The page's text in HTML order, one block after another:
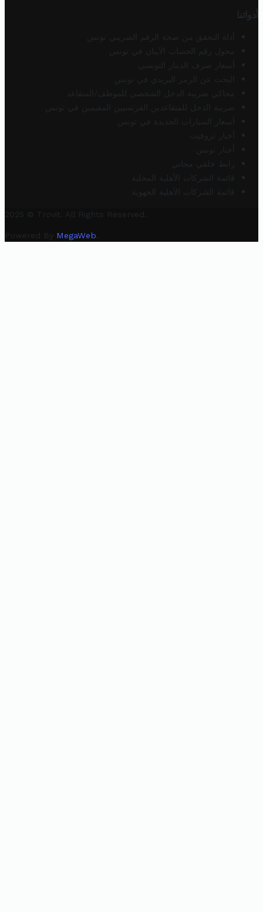
أدواتنا
أداة التحقق من صحة الرقم الضريبي تونس
محول رقم الحساب الآيبان في تونس
أسعار صرف الدينار التونسي
البحث عن الرمز البريدي في تونس
محاكي ضريبة الدخل الشخصي للموظف/المتقاعد
ضريبة الدخل للمتقاعدين الفرنسيين المقيمين في تونس
أسعار السيارات الجديدة في تونس
أخبار تروفيت
أخبار تونس
رابط خلفي مجاني
قائمة الشركات الأهلية المحلية
قائمة الشركات الأهلية الجهوية
2025 © Trovit. All Rights Reserved.
Powered By MegaWeb